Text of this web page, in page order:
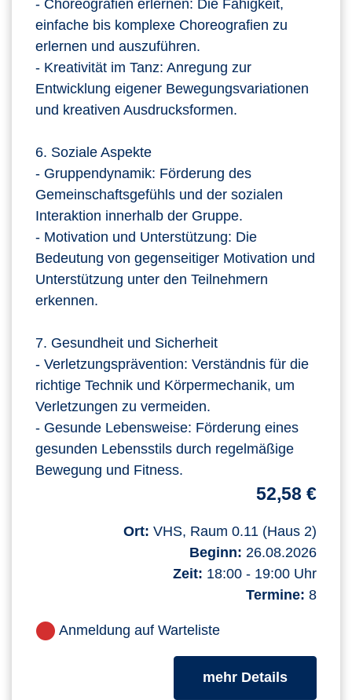
- Choreografien erlernen: Die Fähigkeit,
einfache bis komplexe Choreografien zu
erlernen und auszuführen.
- Kreativität im Tanz: Anregung zur
Entwicklung eigener Bewegungsvariationen
und kreativen Ausdrucksformen.
6. Soziale Aspekte
- Gruppendynamik: Förderung des
Gemeinschaftsgefühls und der sozialen
Interaktion innerhalb der Gruppe.
- Motivation und Unterstützung: Die
Bedeutung von gegenseitiger Motivation und
Unterstützung unter den Teilnehmern
erkennen.
7. Gesundheit und Sicherheit
- Verletzungsprävention: Verständnis für die
richtige Technik und Körpermechanik, um
Verletzungen zu vermeiden.
- Gesunde Lebensweise: Förderung eines
gesunden Lebensstils durch regelmäßige
Bewegung und Fitness.
52,58 €
Ort: VHS, Raum 0.11 (Haus 2)
Beginn: 26.08.2026
Zeit: 18:00 - 19:00 Uhr
Termine: 8
Anmeldung auf Warteliste
mehr Detailszum